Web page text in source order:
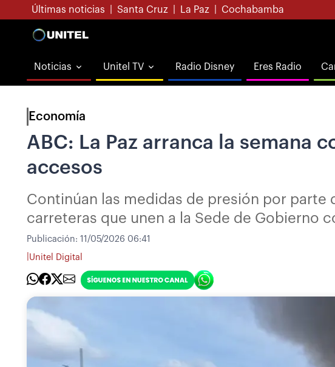
Últimas noticias Santa Cruz La Paz Cochabamba
Noticias Unitel TV Radio Disney Eres Radio
Economía
ABC: La Paz arranca la semana
accesos
Continúan las medidas de presión por
carreteras que unen a la Sede de Gobierno
Publicación: 11/05/2026 06:41
Unitel Digital